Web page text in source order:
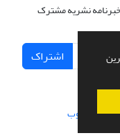
خبرنامه نشریه مشترک
اشتراک
از سیناوب